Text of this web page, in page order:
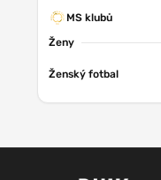
MS klubů
Ženy
Ženský fotbal